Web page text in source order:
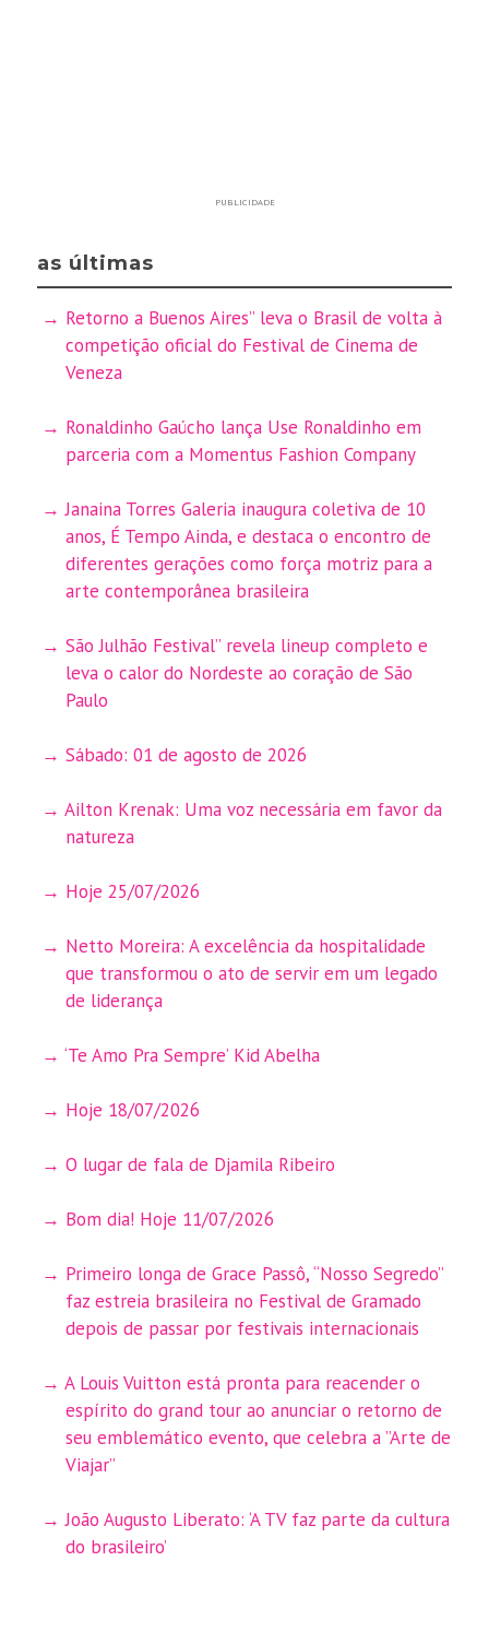
PUBLICIDADE
as últimas
Retorno a Buenos Aires” leva o Brasil de volta à
competição oficial do Festival de Cinema de
Veneza
Ronaldinho Gaúcho lança Use Ronaldinho em
parceria com a Momentus Fashion Company
Janaina Torres Galeria inaugura coletiva de 10
anos, É Tempo Ainda, e destaca o encontro de
diferentes gerações como força motriz para a
arte contemporânea brasileira
São Julhão Festival” revela lineup completo e
leva o calor do Nordeste ao coração de São
Paulo
Sábado: 01 de agosto de 2026
Ailton Krenak: Uma voz necessária em favor da
natureza
Hoje 25/07/2026
Netto Moreira: A excelência da hospitalidade
que transformou o ato de servir em um legado
de liderança
‘Te Amo Pra Sempre’ Kid Abelha
Hoje 18/07/2026
O lugar de fala de Djamila Ribeiro
Bom dia! Hoje 11/07/2026
Primeiro longa de Grace Passô, “Nosso Segredo”
faz estreia brasileira no Festival de Gramado
depois de passar por festivais internacionais
A Louis Vuitton está pronta para reacender o
espírito do grand tour ao anunciar o retorno de
seu emblemático evento, que celebra a ”Arte de
Viajar”
João Augusto Liberato: ‘A TV faz parte da cultura
do brasileiro’